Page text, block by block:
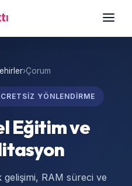
›Çorum
YÖNLENDIRME
Eğitim ve
RAM süreci ve